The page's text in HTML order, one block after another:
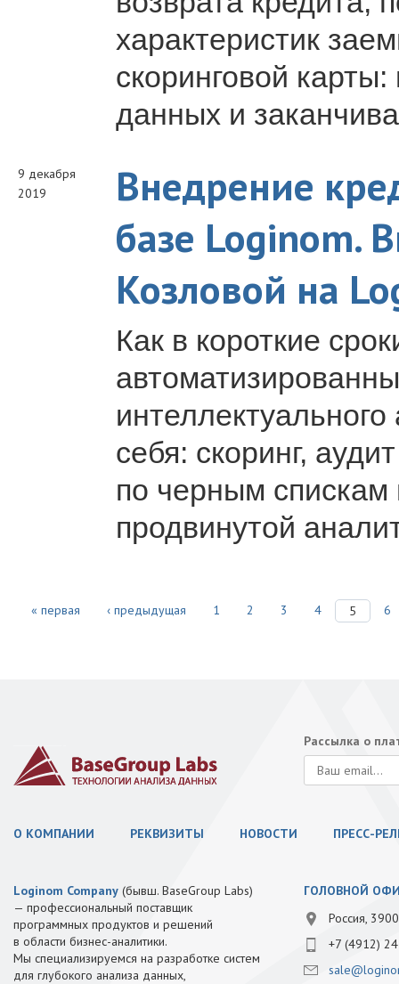
характеристик
скоринговой карты:
данных и
9 декабря
2019
Внедрение
базе Loginom.
Козловой на
Как в короткие
себя: скоринг,
по черным спискам
продвинутой
« первая ‹ предыдущая 1 2 3 4 5 6
Рассылка о
О КОМПАНИИ РЕКВИЗИТЫ НОВОСТИ ПРЕСС-
Loginom Company (бывш. BaseGroup Labs)
— профессиональный поставщик
программных продуктов и решений
в области бизнес-аналитики.
Мы специализируемся на разработке систем
для глубокого анализа данных,
ГОЛОВНОЙ
Россия,
+7 (4912)